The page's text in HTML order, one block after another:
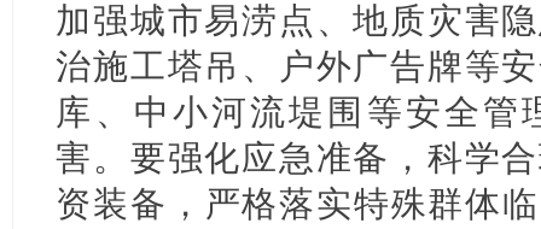
加强城市易涝点、地质灾害
治施工塔吊、户外广告牌等
库、中小河流堤围等安全管
害。要强化应急准备，科学
资装备，严格落实特殊群体